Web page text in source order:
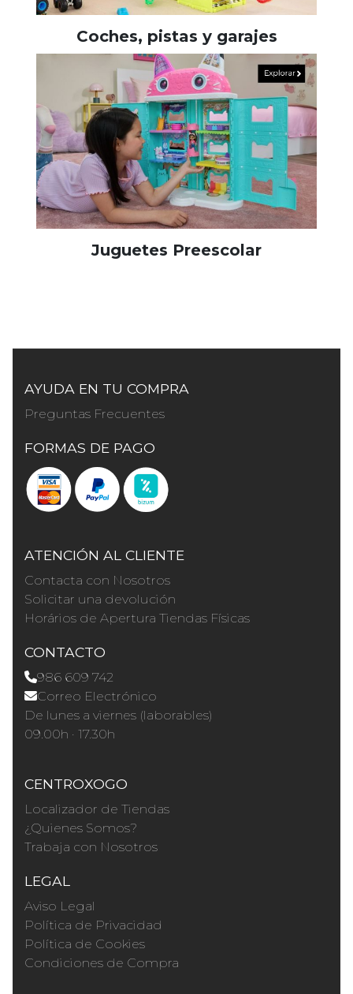
Coches, pistas y garajes
Juguetes Preescolar
AYUDA EN TU COMPRA
Preguntas Frecuentes
FORMAS DE PAGO
ATENCIÓN AL CLIENTE
Contacta con Nosotros
Solicitar una devolución
Horários de Apertura Tiendas Físicas
CONTACTO
986 609 742
Correo Electrónico
De lunes a viernes (laborables)
09.00h · 17.30h
CENTROXOGO
Localizador de Tiendas
¿Quienes Somos?
Trabaja con Nosotros
LEGAL
Aviso Legal
Política de Privacidad
Política de Cookies
Condiciones de Compra